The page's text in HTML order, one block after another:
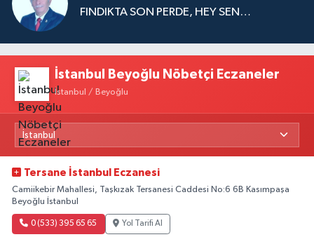
FINDIKTA SON PERDE, HEY SEN…
İstanbul Beyoğlu Nöbetçi Eczaneler
İstanbul / Beyoğlu
Tersane İstanbul Eczanesi
Camiikebir Mahallesi, Taşkızak Tersanesi Caddesi No:6 6B Kasımpaşa
Beyoğlu İstanbul
0 (533) 395 65 65 Yol Tarifi Al